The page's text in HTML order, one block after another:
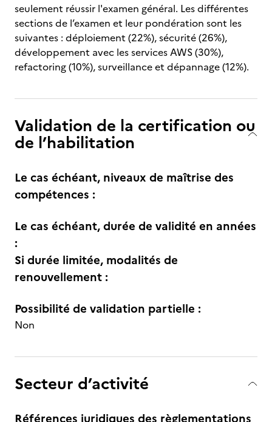
seulement réussir l'examen général. Les différentes
sections de l’examen et leur pondération sont les
suivantes : déploiement (22%), sécurité (26%),
développement avec les services AWS (30%),
refactoring (10%), surveillance et dépannage (12%).
Validation de la certification ou
de l’habilitation
Le cas échéant, niveaux de maîtrise des
compétences :
Le cas échéant, durée de validité en années
:
Si durée limitée, modalités de
renouvellement :
Possibilité de validation partielle :
Non
Secteur d’activité